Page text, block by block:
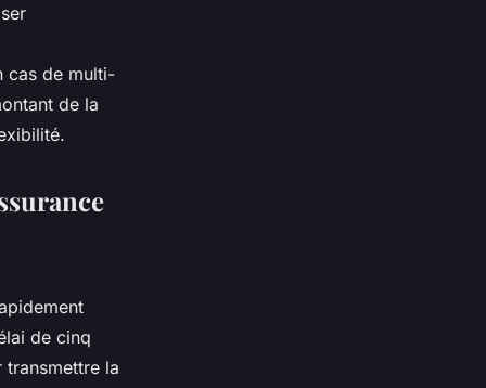
cas de multi-
de la
de cinq
la